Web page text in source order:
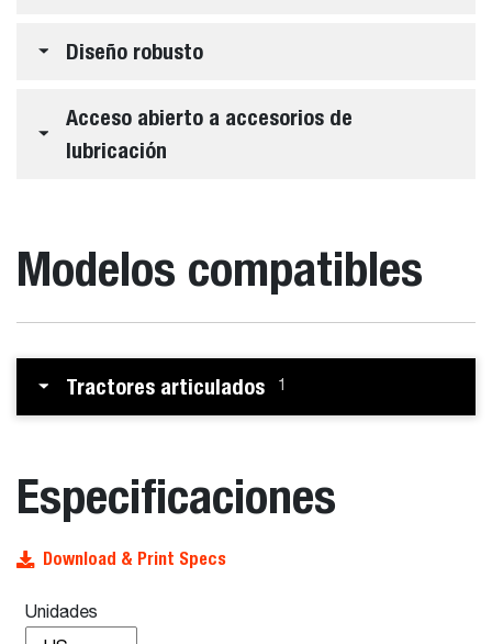
Diseño robusto
Acceso abierto a accesorios de
lubricación
Modelos compatibles
Tractores articulados 1
Especificaciones
Download & Print Specs
Unidades